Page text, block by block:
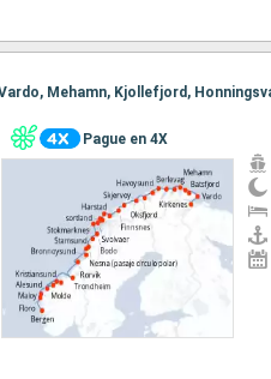
Pague en 4X